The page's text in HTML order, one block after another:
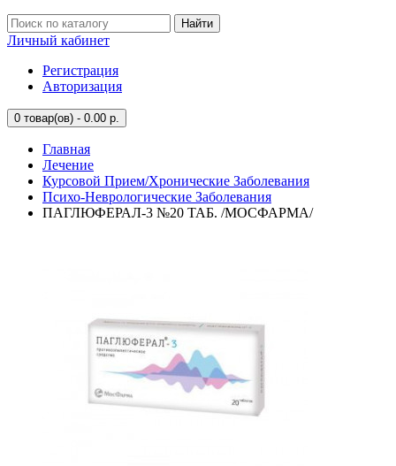
Найти
Личный кабинет
Регистрация
Авторизация
0 товар(ов) - 0.00 р.
Главная
Лечение
Курсовой Прием/Хронические Заболевания
Психо-Неврологические Заболевания
ПАГЛЮФЕРАЛ-3 №20 ТАБ. /МОСФАРМА/